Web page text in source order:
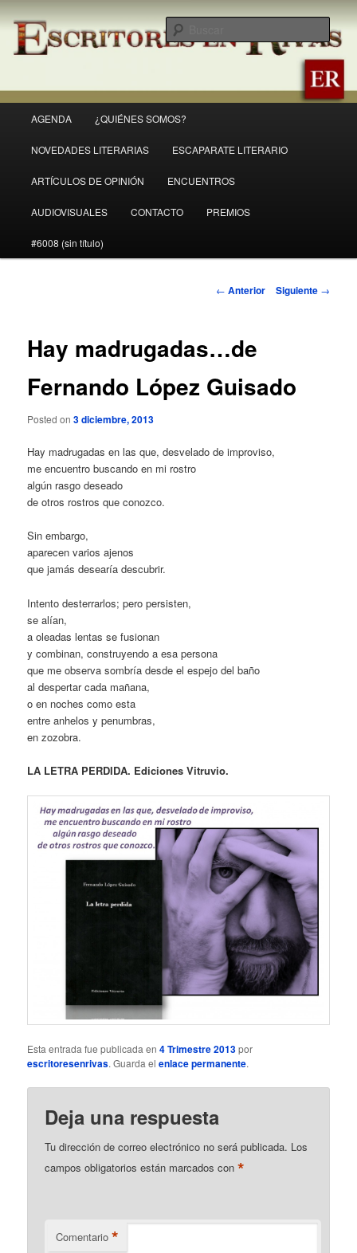
Ir
al
contenido
principal
Revista Escritores en Rivas
principal
AGENDA ¿QUIÉNES SOMOS?
NOVEDADES LITERARIAS ESCAPARATE LITERARIO
ARTÍCULOS DE OPINIÓN ENCUENTROS
AUDIOVISUALES CONTACTO PREMIOS
#6008 (sin título)
Navegación
← Anterior Siguiente →
Hay madrugadas…de
Fernando López Guisado
Posted on3 diciembre, 2013
Hay madrugadas en las que, desvelado de improviso,
me encuentro buscando en mi rostro
algún rasgo deseado
de otros rostros que conozco.
Sin embargo,
aparecen varios ajenos
que jamás desearía descubrir.
Intento desterrarlos; pero persisten,
se alían,
a oleadas lentas se fusionan
y combinan, construyendo a esa persona
que me observa sombría desde el espejo del baño
al despertar cada mañana,
o en noches como esta
entre anhelos y penumbras,
en zozobra.
LA LETRA PERDIDA. Ediciones Vitruvio.
Esta entrada fue publicada en4 Trimestre 2013por
escritoresenrivas. Guarda elenlace permanente.
Deja una respuesta
Tu dirección de correo electrónico no será publicada. Los
campos obligatorios están marcados con*
Comentario *